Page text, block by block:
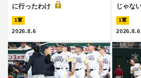
に行ったわけ
1軍
2026.8.6
じゃな
1軍
2026.8.6